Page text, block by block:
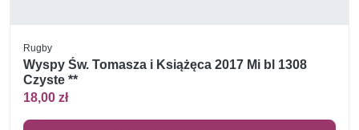
Rugby
Wyspy Św. Tomasza i Książęca 2017 Mi bl 1308
Czyste **
18,00 zł